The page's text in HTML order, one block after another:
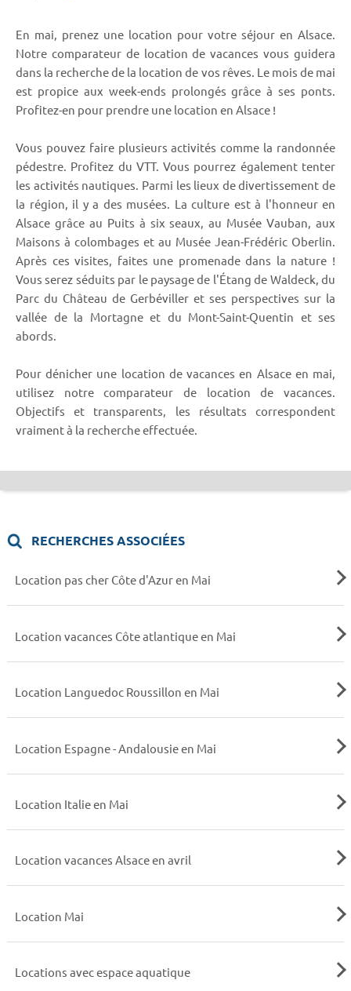
En mai, prenez une location pour votre séjour en Alsace.
Notre comparateur de location de vacances vous guidera
dans la recherche de la location de vos rêves. Le mois de mai
est propice aux week-ends prolongés grâce à ses ponts.
Profitez-en pour prendre une location en Alsace !
Vous pouvez faire plusieurs activités comme la randonnée
pédestre. Profitez du VTT. Vous pourrez également tenter
les activités nautiques. Parmi les lieux de divertissement de
la région, il y a des musées. La culture est à l'honneur en
Alsace grâce au Puits à six seaux, au Musée Vauban, aux
Maisons à colombages et au Musée Jean-Frédéric Oberlin.
Après ces visites, faites une promenade dans la nature !
Vous serez séduits par le paysage de l'Étang de Waldeck, du
Parc du Château de Gerbéviller et ses perspectives sur la
vallée de la Mortagne et du Mont-Saint-Quentin et ses
abords.
Pour dénicher une location de vacances en Alsace en mai,
utilisez notre comparateur de location de vacances.
Objectifs et transparents, les résultats correspondent
vraiment à la recherche effectuée.
RECHERCHES ASSOCIÉES
Location pas cher Côte d'Azur en Mai
Location vacances Côte atlantique en Mai
Location Languedoc Roussillon en Mai
Location Espagne - Andalousie en Mai
Location Italie en Mai
Location vacances Alsace en avril
Location Mai
Locations avec espace aquatique